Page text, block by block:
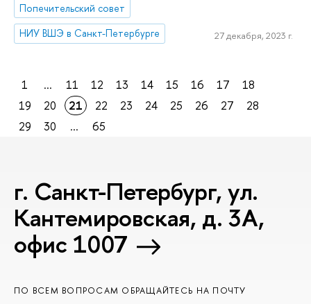
Попечительский совет
НИУ ВШЭ в Санкт-Петербурге
27 декабря, 2023 г.
1 ... 11 12 13 14 15 16 17
18
19
20 21 22 23 24 25 26 27
28
29
30 ... 65
г. Санкт-Петербург, ул.
Кантемировская, д. 3А,
офис 1007
ПО ВСЕМ ВОПРОСАМ ОБРАЩАЙТЕСЬ НА ПОЧТУ